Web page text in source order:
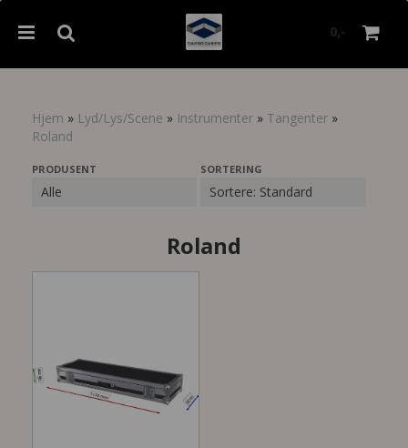
0,-
Hjem » Lyd/Lys/Scene » Instrumenter » Tangenter »
Roland
PRODUSENT SORTERING
Roland
Trykk ENTER for å søke